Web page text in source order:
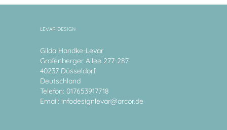
LEVAR DESIGN
Gilda Handke-Levar
Grafenberger Allee 277-287
40237 Düsseldorf
Deutschland
Telefon: 017653917718
Email: infodesignlevar@arcor.de